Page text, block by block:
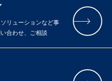
リューションなど事
合わせ、ご相談